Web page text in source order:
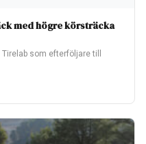
med högre körsträcka
som efterföljare till